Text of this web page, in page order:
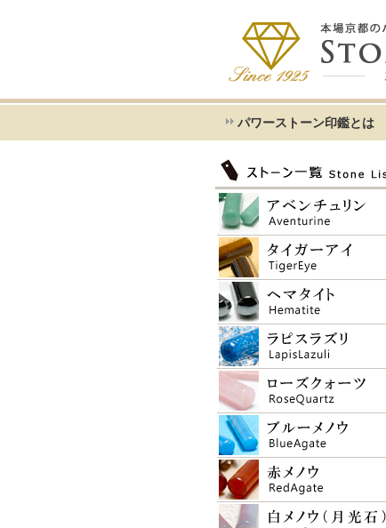
パワーストーン印鑑とは